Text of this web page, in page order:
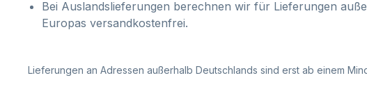
Bei Auslandslieferungen berechnen wir für Lieferungen
Europas versandkostenfrei.
Lieferungen an Adressen außerhalb Deutschlands sind erst ab einem